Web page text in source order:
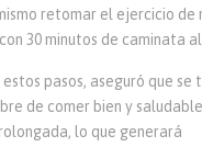
retomar el ejercicio de
30 minutos de caminata al
estos pasos, aseguró que se
de comer bien y
lo que generará